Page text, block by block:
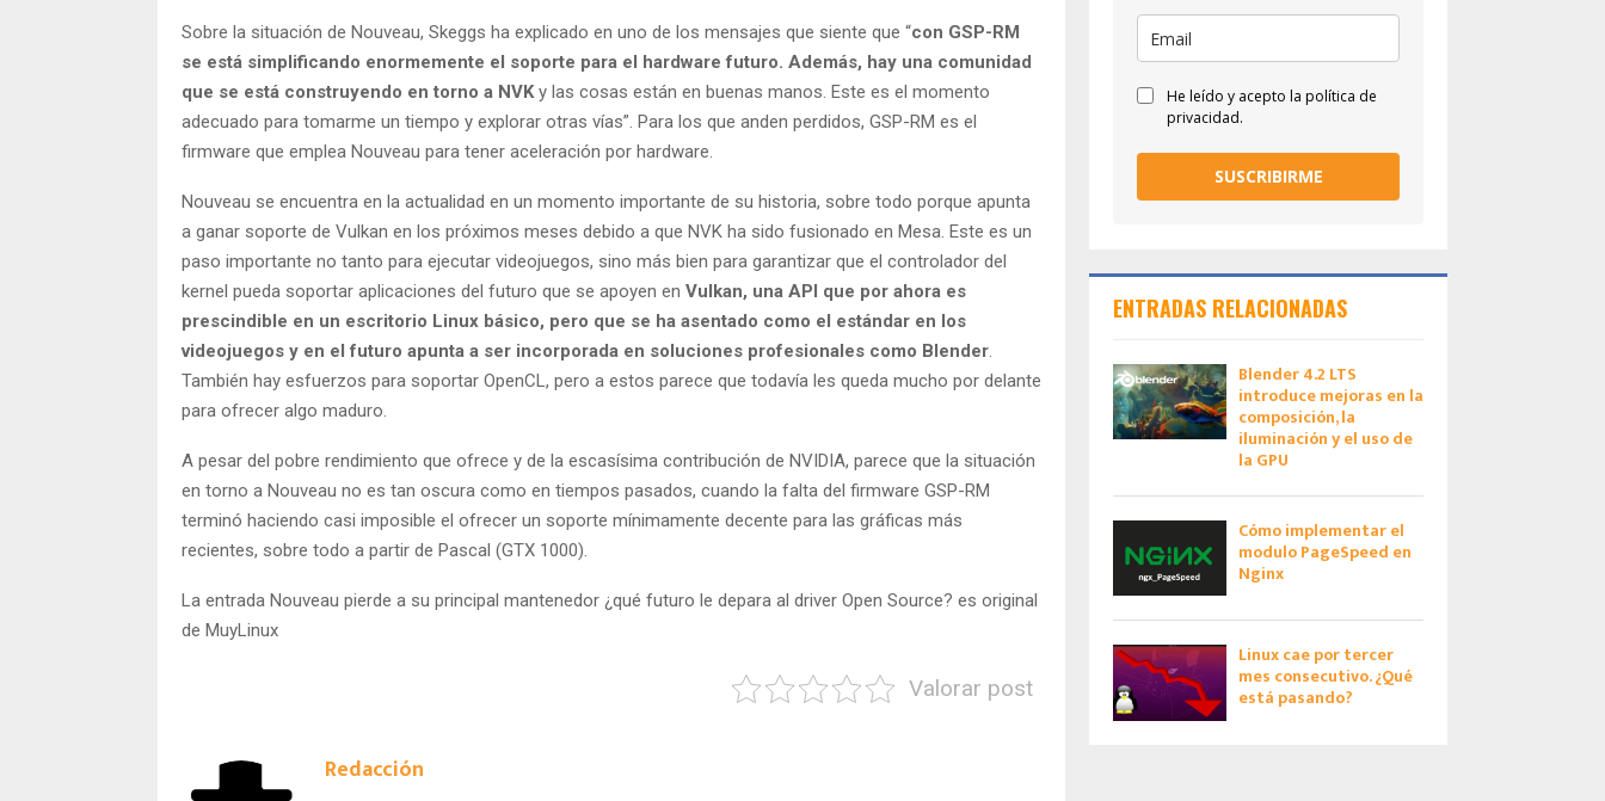
Sobre la situación de Nouveau, Skeggs ha explicado en uno de los mensajes que siente que “con GSP-RM
se está simplificando enormemente el soporte para el hardware futuro. Además, hay una comunidad
que se está construyendo en torno a NVK y las cosas están en buenas manos. Este es el momento
adecuado para tomarme un tiempo y explorar otras vías”. Para los que anden perdidos, GSP-RM es el
firmware que emplea Nouveau para tener aceleración por hardware.
Nouveau se encuentra en la actualidad en un momento importante de su historia, sobre todo porque apunta
a ganar soporte de Vulkan en los próximos meses debido a que NVK ha sido fusionado en Mesa. Este es un
paso importante no tanto para ejecutar videojuegos, sino más bien para garantizar que el controlador del
kernel pueda soportar aplicaciones del futuro que se apoyen en Vulkan, una API que por ahora es
prescindible en un escritorio Linux básico, pero que se ha asentado como el estándar en los
videojuegos y en el futuro apunta a ser incorporada en soluciones profesionales como Blender
También hay esfuerzos para soportar OpenCL, pero a estos parece que todavía les queda mucho por delante
para ofrecer algo maduro.
A pesar del pobre rendimiento que ofrece y de la escasísima contribución de NVIDIA, parece que la situación
en torno a Nouveau no es tan oscura como en tiempos pasados, cuando la falta del firmware GSP-RM
terminó haciendo casi imposible el ofrecer un soporte mínimamente decente para las gráficas más
recientes, sobre todo a partir de Pascal (GTX 1000).
La entrada Nouveau pierde a su principal mantenedor ¿qué futuro le depara al driver Open Source? es original
de MuyLinux
Valorar post
Redacción
He leído y acepto la política de
privacidad.
SUSCRIBIRME
ENTRADAS RELACIONADAS
Blender 4.2 LTS
introduce mejoras en la
composición, la
iluminación y el uso de
la GPU
Cómo implementar el
modulo PageSpeed en
Nginx
Linux cae por tercer
mes consecutivo. ¿Qué
está pasando?